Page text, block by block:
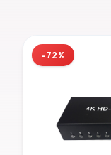
-72%